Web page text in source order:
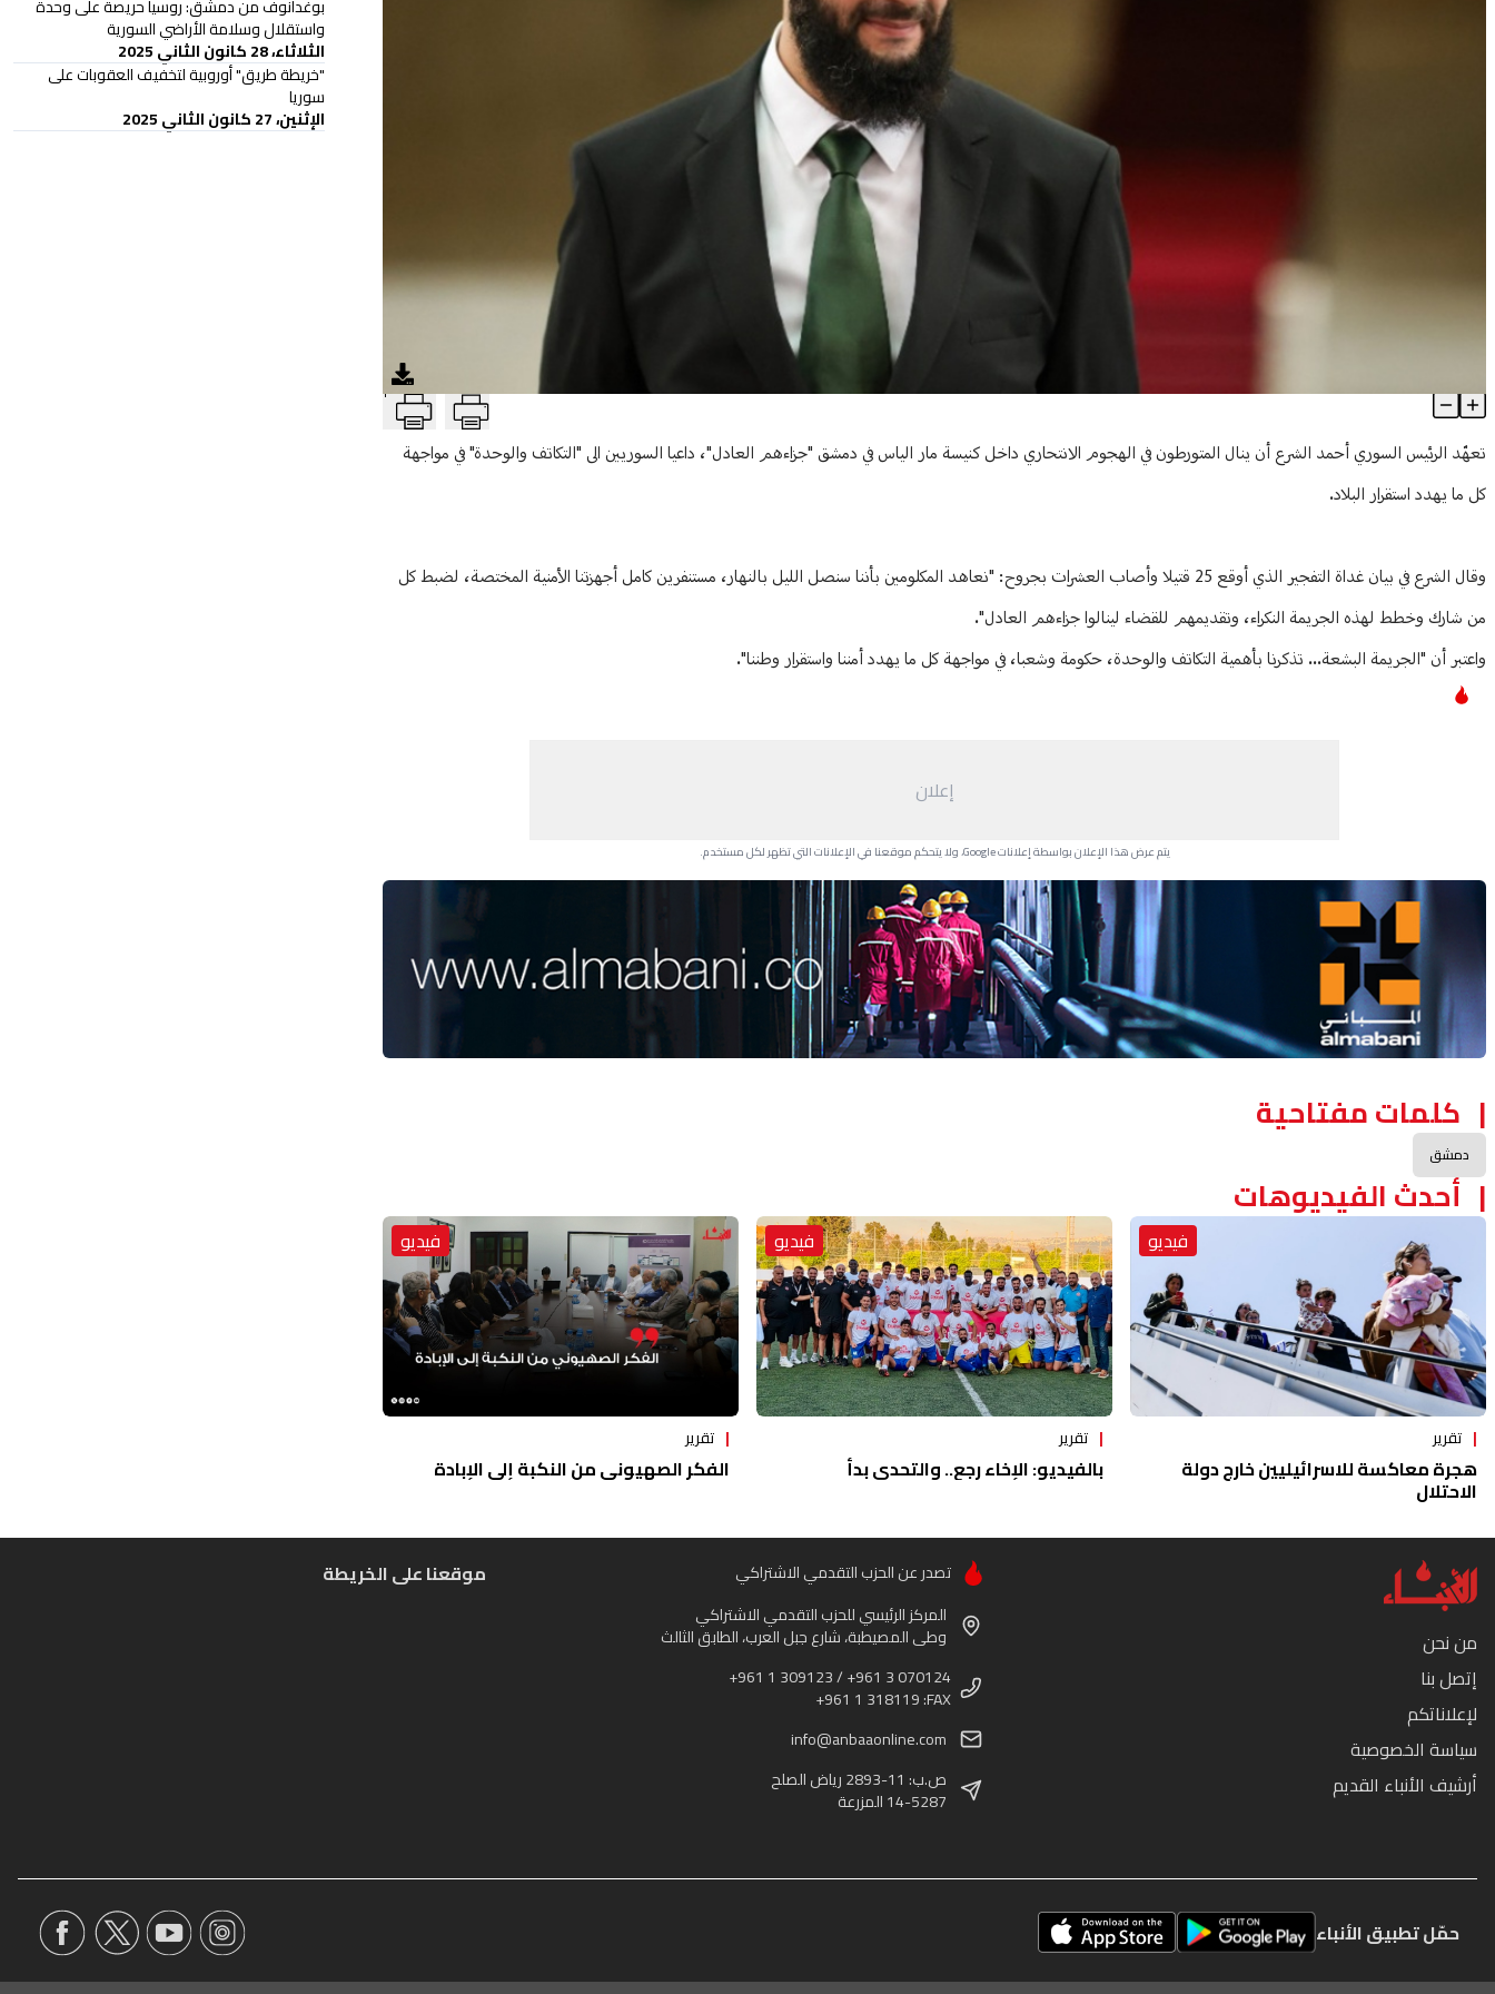
بعد الهجوم الانتحاري في دمشق... الشرع: ستنالون جزاءكم! T
Article Content
تعهّد الرئيس السوري أحمد الشرع أن ينال المتورطون في الهجوم الانتحاري داخل كنيسة مار الياس في دمشق "جزاءهم العادل"، داعيا السوريين الى "التكاتف والوحدة" في مواجهة
كل ما يهدد استقرار البلاد.
وقال الشرع في بيان غداة التفجير الذي أوقع 25 قتيلا وأصاب العشرات بجروح: "نعاهد المكلومين بأننا سنصل الليل بالنهار، مستنفرين كامل أجهزتنا الأمنية المختصة، لضبط كل
من شارك وخطط لهذه الجريمة النكراء، وتقديمهم للقضاء لينالوا جزاءهم العادل".
واعتبر أن "الجريمة البشعة... تذكرنا بأهمية التكاتف والوحدة، حكومة وشعبا، في مواجهة كل ما يهدد أمننا واستقرار وطننا".
إعلان
يتم عرض هذا الإعلان بواسطة إعلانات Google، ولا يتحكم موقعنا في الإعلانات التي تظهر لكل مستخدم.
Advertisement Section
كلمات مفتاحية
دمشق
أحدث الفيديوهات
فيديو
تقرير
هجرة معاكسة للاسرائيليين خارج دولة
الاحتلال
فيديو
تقرير
بالفيديو: الإخاء رجع.. والتحدي بدأ
فيديو
تقرير
الفكر الصهيوني من النكبة إلى الإبادة
بوغدانوف من دمشق: روسيا حريصة على وحدة
واستقلال وسلامة الأراضي السورية
الثلاثاء، 28 كانون الثاني 2025
"خريطة طريق" أوروبية لتخفيف العقوبات على
سوريا
الإثنين، 27 كانون الثاني 2025
من نحن
إتصل بنا
لإعلاناتكم
سياسة الخصوصية
أرشيف الأنباء القديم
تصدر عن الحزب التقدمي الاشتراكي
المركز الرئيسي للحزب التقدمي الاشتراكي
وطى المصيطبة، شارع جبل العرب، الطابق الثالث
+961 1 309123 / +961 3 070124
+961 1 318119 :FAX
info@anbaaonline.com
ص.ب: 11-2893 رياض الصلح
14-5287 المزرعة
موقعنا على الخريطة
حمّل تطبيق الأنباء